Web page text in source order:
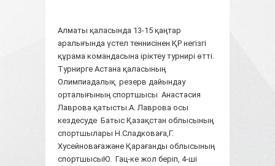
Алматы қаласында 13-15 қаңтар
аралығында үстел теннисінен ҚР негізгі
құрама командасына іріктеу турнирі өтті.
Турнирге Астана қаласының
Олимпиадалық резерв дайындау
орталығының спортшысы Анастасия
Лаврова қатысты.А. Лаврова осы
кездесуде Батыс Қазақстан облысының
спортшылары Н.Сладковаға,Г.
Хусейновағажәне Қарағанды облысының
спортшысыЮ. Гац-ке жол беріп, 4-ші